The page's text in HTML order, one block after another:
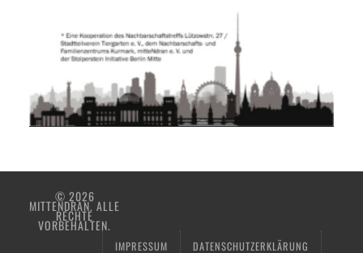
© 2026
MITTENDRAN. ALLE
RECHTE
VORBEHALTEN.
IMPRESSUM DATENSCHUTZERKLÄRUNG